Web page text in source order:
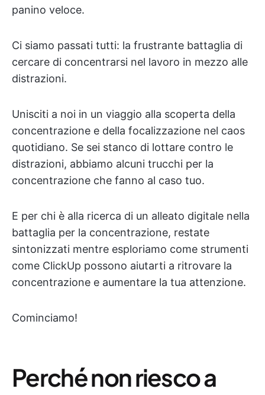
panino veloce.
Ci siamo passati tutti: la frustrante battaglia di
cercare di concentrarsi nel lavoro in mezzo alle
distrazioni.
Unisciti a noi in un viaggio alla scoperta della
concentrazione e della focalizzazione nel caos
quotidiano. Se sei stanco di lottare contro le
distrazioni, abbiamo alcuni trucchi per la
concentrazione che fanno al caso tuo.
E per chi è alla ricerca di un alleato digitale nella
battaglia per la concentrazione, restate
sintonizzati mentre esploriamo come strumenti
come ClickUp possono aiutarti a ritrovare la
concentrazione e aumentare la tua attenzione.
Cominciamo!
Perché non riesco a